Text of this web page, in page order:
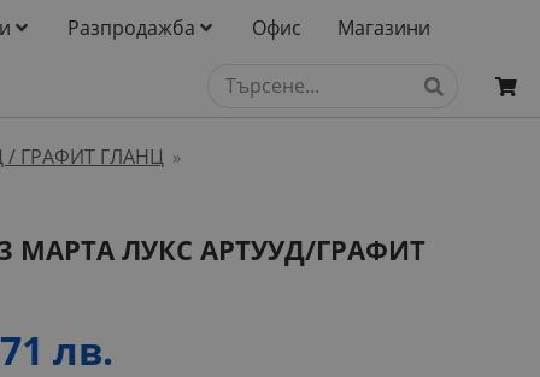
Разпродажба Офис Магазини
/ ГРАФИТ ГЛАНЦ »
МАРТА ЛУКС АРТУУД/ГРАФИТ
лв.